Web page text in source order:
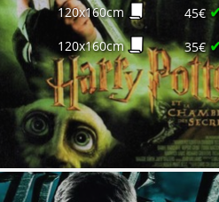
120x160cm 45€
120x160cm 35€